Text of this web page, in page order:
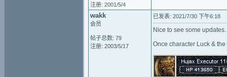
注册: 2001/5/4
wakk
会员
帖子总数: 79
注册: 2003/5/17
已发表: 2021/7/30 下午6:18
Nice to see some updates.
Once character Luck &